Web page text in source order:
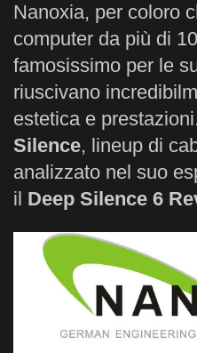
Nanoxia, per coloro
computer da più di
famosissimo per le
riuscivano
estetica e
Silence, lineup di
analizzato nel suo
il Deep Silence 6